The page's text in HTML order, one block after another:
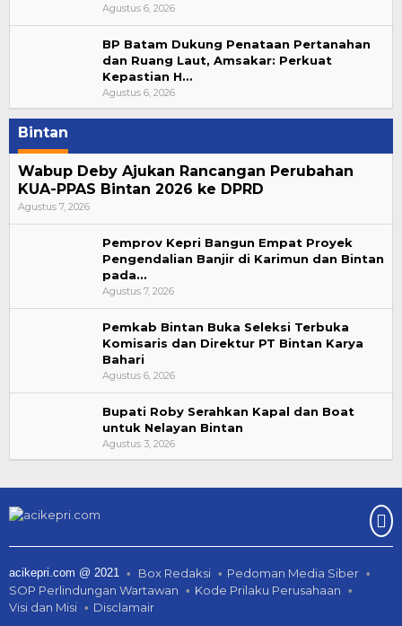
Agustus 6, 2026
BP Batam Dukung Penataan Pertanahan
dan Ruang Laut, Amsakar: Perkuat
Kepastian H…
Agustus 6, 2026
Bintan
Wabup Deby Ajukan Rancangan Perubahan
KUA-PPAS Bintan 2026 ke DPRD
Agustus 7, 2026
Pemprov Kepri Bangun Empat Proyek
Pengendalian Banjir di Karimun dan Bintan
pada…
Agustus 7, 2026
Pemkab Bintan Buka Seleksi Terbuka
Komisaris dan Direktur PT Bintan Karya
Bahari
Agustus 6, 2026
Bupati Roby Serahkan Kapal dan Boat
untuk Nelayan Bintan
Agustus 3, 2026
acikepri.com @ 2021 Box Redaksi
Pedoman Media Siber
SOP Perlindungan Wartawan
Kode Prilaku Perusahaan
Visi dan Misi
Disclamair